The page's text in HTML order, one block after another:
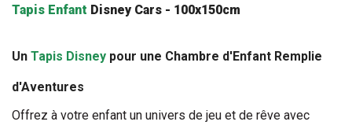
Tapis Enfant Disney Cars - 100x150cm
Un Tapis Disney pour une Chambre d'Enfant Remplie
d'Aventures
Offrez à votre enfant un univers de jeu et de rêve avec